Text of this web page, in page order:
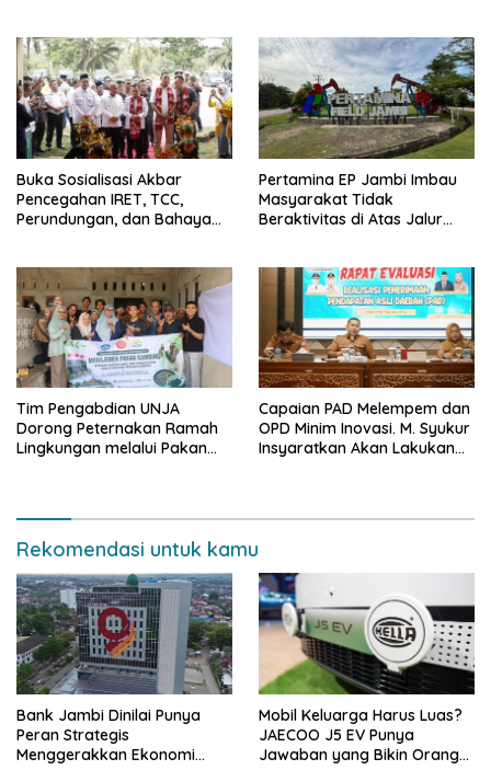
Buka Sosialisasi Akbar
Pencegahan IRET, TCC,
Perundungan, dan Bahaya
bisa jaga diri, 60% masa
depan sudah ada di tangan”
Pertamina EP Jambi Imbau
Masyarakat Tidak
Beraktivitas di Atas Jalur
Tim Pengabdian UNJA
Dorong Peternakan Ramah
Lingkungan melalui Pakan
Capaian PAD Melempem dan
OPD Minim Inovasi. M. Syukur
Insyaratkan Akan Lakukan
Rekomendasi untuk kamu
Bank Jambi Dinilai Punya
Peran Strategis
Menggerakkan Ekonomi
Mobil Keluarga Harus Luas?
JAECOO J5 EV Punya
Jawaban yang Bikin Orang